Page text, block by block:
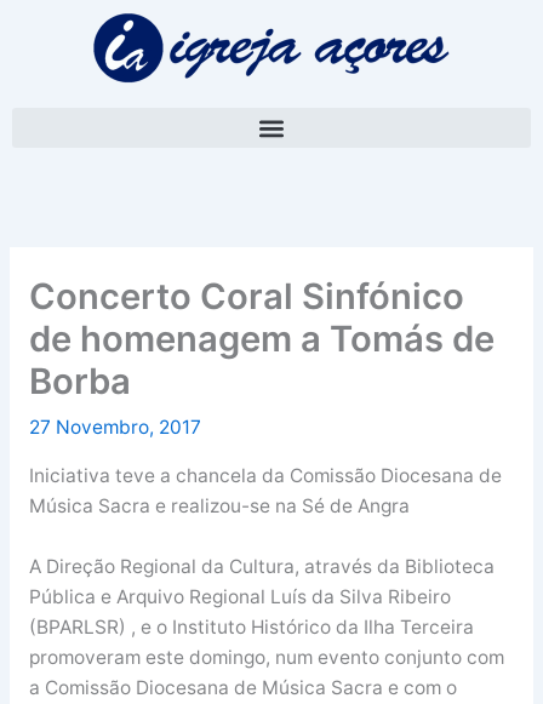
Concerto Coral Sinfónico
de homenagem a Tomás de
Borba
27 Novembro, 2017
Iniciativa teve a chancela da Comissão Diocesana de
Música Sacra e realizou-se na Sé de Angra
A Direção Regional da Cultura, através da Biblioteca
Pública e Arquivo Regional Luís da Silva Ribeiro
(BPARLSR) , e o Instituto Histórico da Ilha Terceira
promoveram este domingo, num evento conjunto com
a Comissão Diocesana de Música Sacra e com o